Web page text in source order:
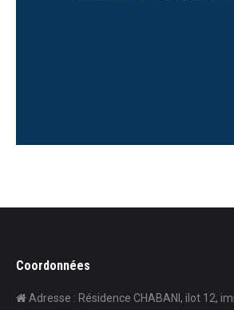
Coordonnées
Adresse : Résidence CHABANI, ilot 12,